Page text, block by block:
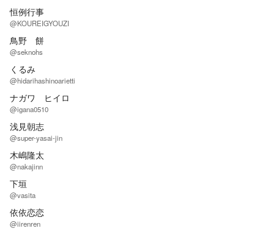
恒例行事
@KOUREIGYOUZI
鳥野 餅
@seknohs
くるみ
@hidarihashinoarietti
ナガワ ヒイロ
@igana0510
浅見朝志
@super-yasai-jin
木嶋隆太
@nakajinn
下垣
@vasita
依依恋恋
@iirenren